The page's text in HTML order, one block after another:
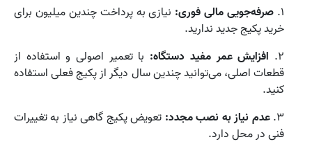
۱. صرفه‌جویی مالی فوری: نیازی به پرداخت چندین میلیون برای
خرید پکیج جدید ندارید.
۲. افزایش عمر مفید دستگاه: با تعمیر اصولی و استفاده از
قطعات اصلی، می‌توانید چندین سال دیگر از پکیج فعلی استفاده
کنید.
۳. عدم نیاز به نصب مجدد: تعویض پکیج گاهی نیاز به تغییرات
فنی در محل دارد.